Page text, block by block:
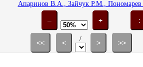
Апаринов В.А., Зайчук Р.М.,
нагружения парашютов с учетом
МТТ. 2003. № 3. С. 155-
– + :
<< <
/
> >>